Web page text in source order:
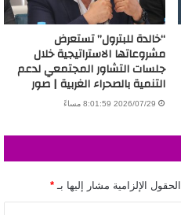
“خالدة للبترول” تستعرض
مشروعاتها الاستراتيجية خلال
جلسات التشاور المجتمعي لدعم
التنمية بالصحراء الغربية | صور
2026/07/29 8:01:59 مساءً
الحقول الإلزامية مشار إليها بـ *